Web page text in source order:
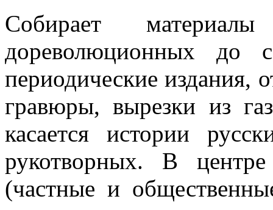
Собирает
дореволюционных до
периодические издания,
гравюры, вырезки из
касается истории
рукотворных. В
(частные и